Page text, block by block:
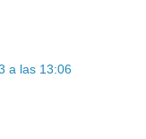
a las 13:06